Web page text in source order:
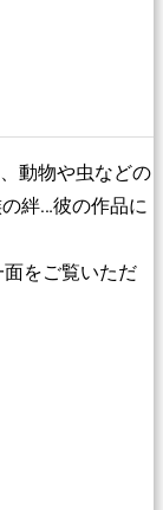
動物や虫などの
絆…彼の作品に
をご覧いただ